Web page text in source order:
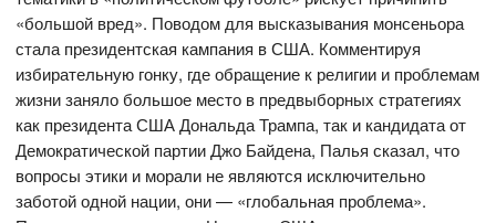
«большой вред». Поводом для высказывания монсеньора
стала президентская кампания в США. Комментируя
избирательную гонку, где обращение к религии и проблемам
жизни заняло большое место в предвыборных стратегиях
как президента США Дональда Трампа, так и кандидата от
Демократической партии Джо Байдена, Палья сказал, что
вопросы этики и морали не являются исключительно
заботой одной нации, они — «глобальная проблема».